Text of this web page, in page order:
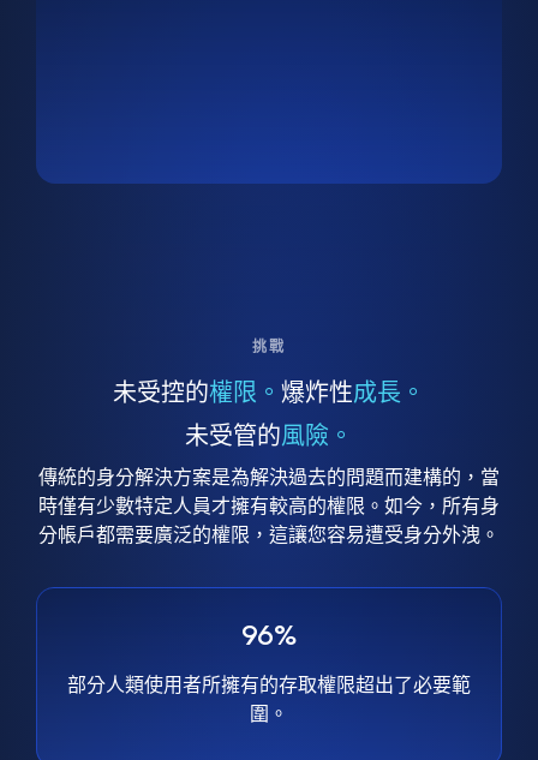
挑戰
未受控的權限。 爆炸性成長。
未受管的風險。
傳統的身分解決方案是為解決過去的問題而建構的，當
時僅有少數特定人員才擁有較高的權限。如今，所有身
分帳戶都需要廣泛的權限，這讓您容易遭受身分外洩。
96%
部分人類使用者所擁有的存取權限超出了必要範
圍。